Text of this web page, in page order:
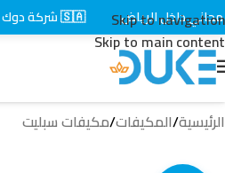
Skip to navigation
Skip to main content
الرئيسية/المكيفات/مكيفات سبليت
داخل الرياض 🇸🇦 شركة دوك الوكيل المعتمد بالسعودية